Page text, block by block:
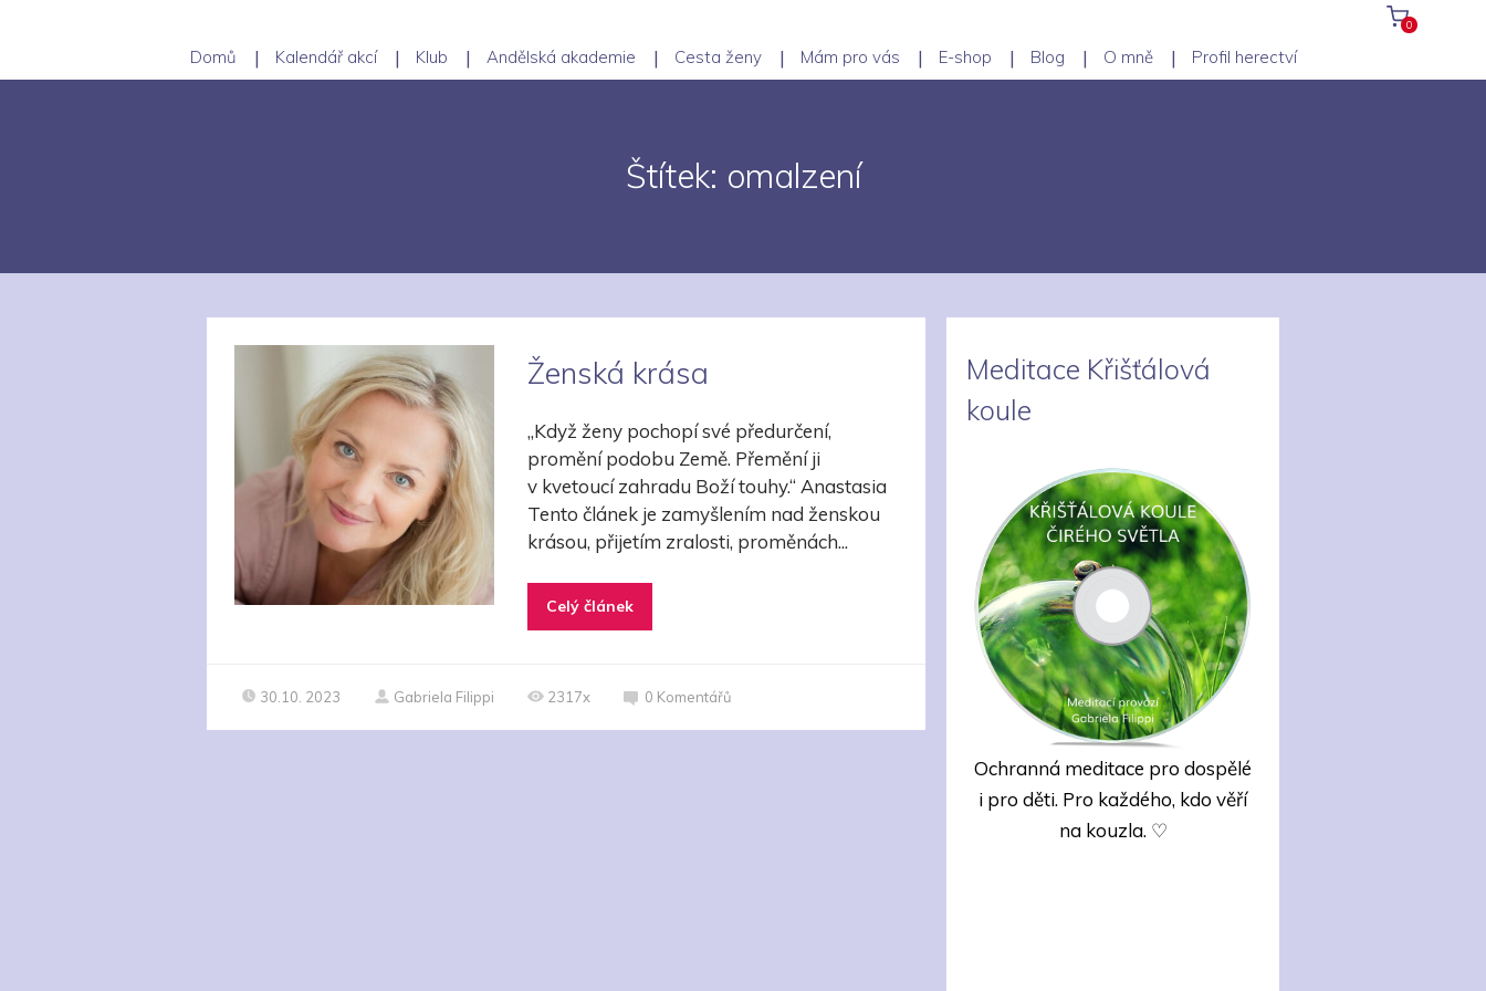
0
Domů Kalendář akcí Klub Andělská akademie Cesta ženy Mám pro vás E-shop Blog O mně Profil herectví
Štítek: omalzení
Ženská krása
„Když ženy pochopí své předurčení,
promění podobu Země. Přemění ji
v kvetoucí zahradu Boží touhy.“ Anastasia
Tento článek je zamyšlením nad ženskou
krásou, přijetím zralosti, proměnách...
Celý článek
30.10. 2023 Gabriela Filippi 2317x 0 Komentářů
Meditace Křišťálová
koule
Ochranná meditace pro dospělé
i pro děti. Pro každého, kdo věří
na kouzla. ♡